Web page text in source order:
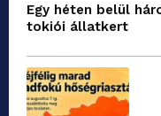
Egy héten belül
tokiói állatkert